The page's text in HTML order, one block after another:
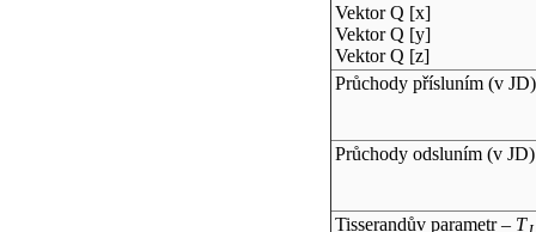
Vektor Q [x]
Vektor Q [y]
Vektor Q [z]
Průchody přísluním (v JD)
Průchody odsluním (v JD)
Tisserandův parametr – T